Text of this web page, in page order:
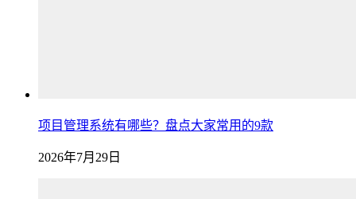
项目管理系统有哪些？盘点大家常用的9款
2026年7月29日